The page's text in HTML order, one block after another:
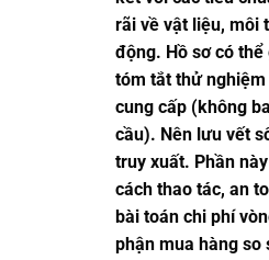
rãi về vật liệu, môi
động. Hồ sơ có
tóm tắt thử
cung cấp (không
cầu). Nên lưu vết
truy xuất. Phần
cách thao tác, an
bài toán chi phí
phận mua hàng so